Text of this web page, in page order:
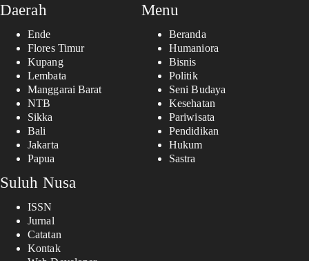
Daerah
Ende
Flores Timur
Kupang
Lembata
Manggarai Barat
NTB
Sikka
Bali
Jakarta
Papua
Menu
Beranda
Humaniora
Bisnis
Politik
Seni Budaya
Kesehatan
Pariwisata
Pendidikan
Hukum
Sastra
Suluh Nusa
ISSN
Jurnal
Catatan
Kontak